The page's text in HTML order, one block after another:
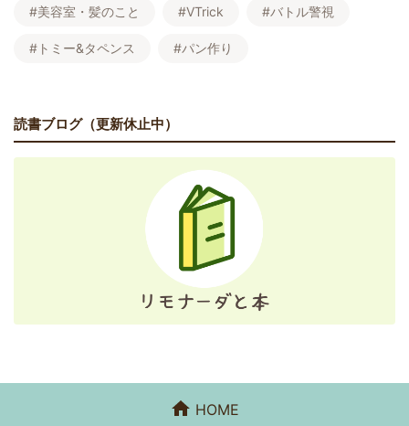
#美容室・髪のこと #VTrick #バトル警視
#トミー&タペンス #パン作り
読書ブログ（更新休止中）
HOME